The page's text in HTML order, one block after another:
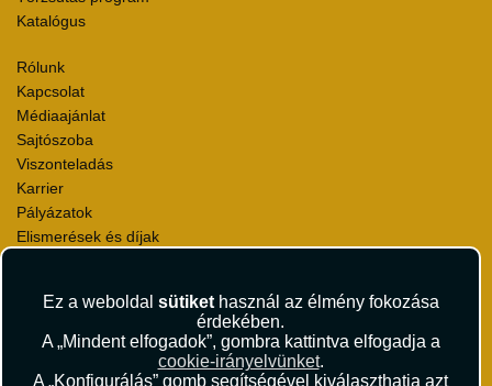
Ez a weboldal sütikethasznál az élmény fokozása
érdekében.
A „Mindent elfogadok”, gombra kattintva elfogadja a
cookie-irányelvünket.
A „Konfigurálás” gomb segítségével kiválaszthatja azt
Katalógus
Rólunk
Kapcsolat
Médiaajánlat
Sajtószoba
Viszonteladás
Karrier
Pályázatok
Elismerések és díjak
Utazási Csomag Szerződési Feltételek
Útlemondás-biztosítás Szerződési Feltételek
Utasbiztosítás Szerződési Feltételek
Repülőjegy Szerződési Feltételek